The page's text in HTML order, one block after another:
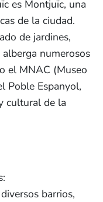
es Montjuïc, una
de la ciudad.
de jardines,
numerosos
el MNAC (Museo
Poble Espanyol,
cultural de la
barrios,